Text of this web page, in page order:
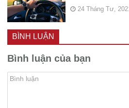
24 Tháng Tư, 2021
BÌNH LUẬN
Bình luận của bạn